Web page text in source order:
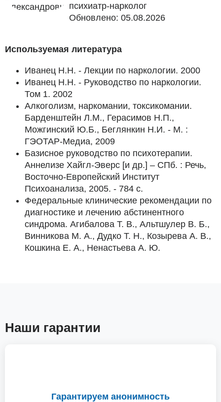
психиатр-нарколог
Обновлено: 05.08.2026
Используемая литература
Иванец Н.Н. - Лекции по наркологии. 2000
Иванец Н.Н. - Руководство по наркологии.
Том 1. 2002
Алкоголизм, наркомании, токсикомании.
Барденштейн Л.М., Герасимов Н.П.,
Можгинский Ю.Б., Беглянкин Н.И. - М. :
ГЭОТАР-Медиа, 2009
Базисное руководство по психотерапии.
Аннелизе Хайгл-Эверс [и др.] – СПб. : Речь,
Восточно-Европейский Институт
Психоанализа, 2005. - 784 с.
Федеральные клинические рекомендации по
диагностике и лечению абстинентного
синдрома. Агибалова Т. В., Альтшулер В. Б.,
Винникова М. А., Дудко Т. Н., Козырева А. В.,
Кошкина Е. А., Ненастьева А. Ю.
Наши гарантии
Гарантируем анонимность